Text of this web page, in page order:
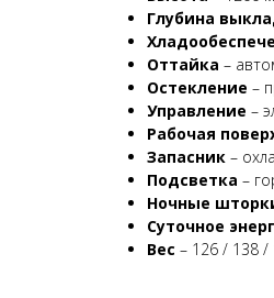
Глубина
Оттайка –
Остекление –
Управление –
Рабочая
Запасник –
Подсветка –
Ночные
Суточное
Вес – 126 / 138 /